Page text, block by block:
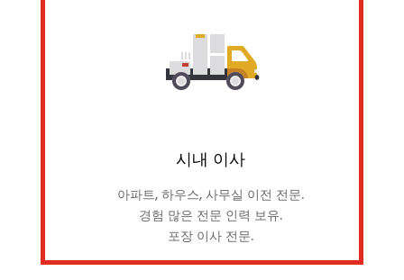
시내 이사
아파트, 하우스, 사무실 이전 전문.
경험 많은 전문 인력 보유.
포장 이사 전문.